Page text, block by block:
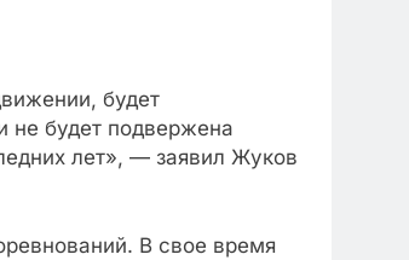
будет
не будет подвержена
лет», — заявил Жуков
В свое время